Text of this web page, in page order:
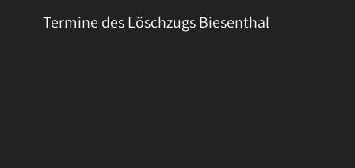
Termine des Löschzugs Biesenthal